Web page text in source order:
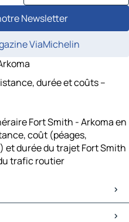
Newsletter
ViaMichelin
durée et coûts –
Fort Smith - Arkoma en
coût (péages,
et durée du trajet Fort Smith
trafic routier